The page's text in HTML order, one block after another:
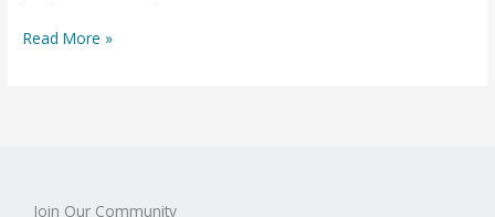
Read More »
Join Our Community